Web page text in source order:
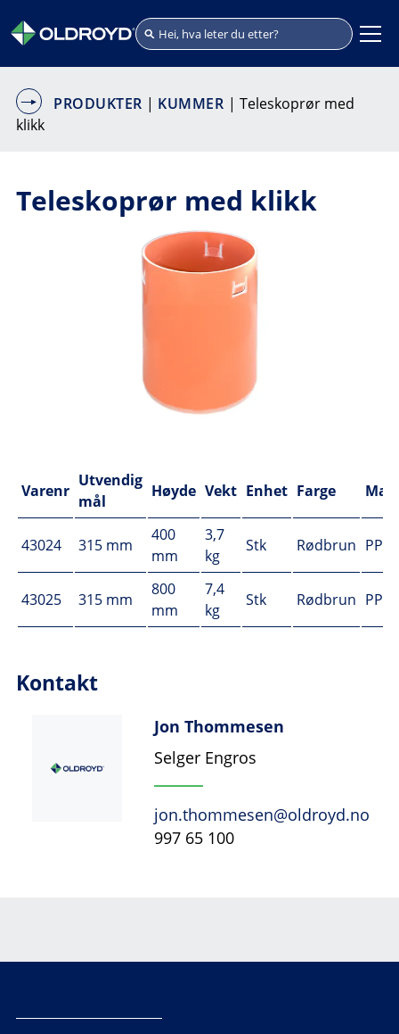
PRODUKTER | KUMMER | Teleskoprør med
klikk
Teleskoprør med klikk
Varenr
Utvendig
mål
Høyde Vekt Enhet Farge
43024 315 mm
400
mm
3,7
kg
Stk Rødbrun PP
43025 315 mm
800
mm
7,4
kg
Stk Rødbrun PP
Kontakt
Jon Thommesen
Selger Engros
jon.thommesen@oldroyd.no
997 65 100